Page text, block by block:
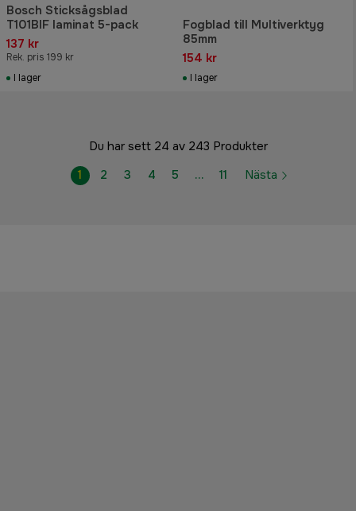
Bosch Sticksågsblad
T101BIF laminat 5-pack
137 kr
Rek. pris 199 kr
I lager
Fogblad till Multiverktyg
85mm
154 kr
I lager
Du har sett 24 av 243 Produkter
1
2 3 4 5 … 11 Nästa